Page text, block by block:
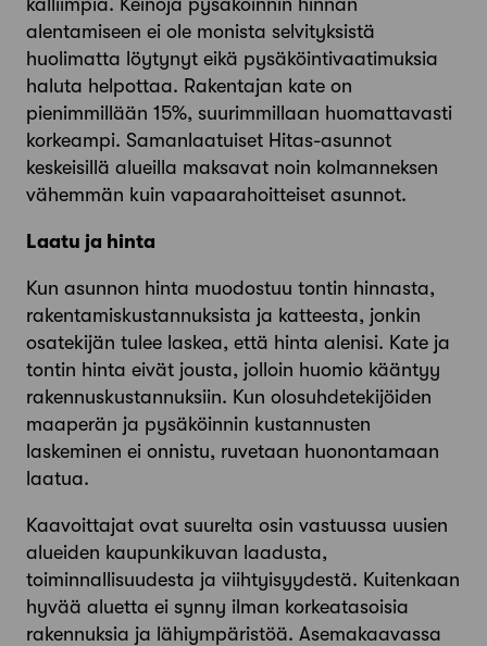
alentamiseen ei ole monista selvityksistä
huolimatta löytynyt eikä pysäköintivaatimuksia
haluta helpottaa. Rakentajan kate on
pienimmillään 15%, suurimmillaan huomattavasti
korkeampi. Samanlaatuiset Hitas-asunnot
keskeisillä alueilla maksavat noin kolmanneksen
vähemmän kuin vapaarahoitteiset asunnot.
Laatu ja hinta
Kun asunnon hinta muodostuu tontin hinnasta,
rakentamiskustannuksista ja katteesta, jonkin
osatekijän tulee laskea, että hinta alenisi. Kate ja
tontin hinta eivät jousta, jolloin huomio kääntyy
rakennuskustannuksiin. Kun olosuhdetekijöiden
maaperän ja pysäköinnin kustannusten
laskeminen ei onnistu, ruvetaan huonontamaan
laatua.
Kaavoittajat ovat suurelta osin vastuussa uusien
alueiden kaupunkikuvan laadusta,
toiminnallisuudesta ja viihtyisyydestä. Kuitenkaan
hyvää aluetta ei synny ilman korkeatasoisia
rakennuksia ja lähiympäristöä. Asemakaavassa